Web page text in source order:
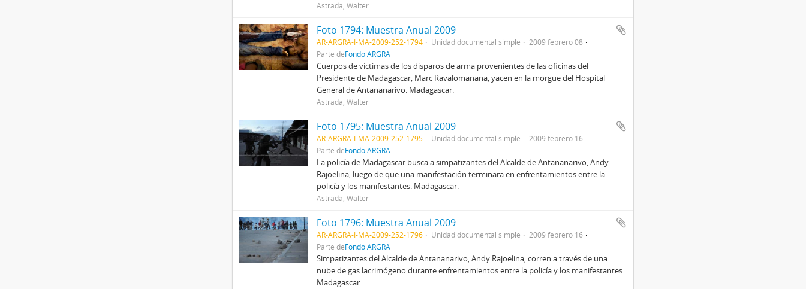
Astrada, Walter
Foto 1794: Muestra Anual 2009
AR-ARGRA-I-MA-2009-252-1794 Unidad documental simple
2009 febrero 08
Parte deFondo ARGRA
Cuerpos de víctimas de los disparos de arma provenientes de las oficinas del
Presidente de Madagascar, Marc Ravalomanana, yacen en la morgue del Hospital
General de Antananarivo. Madagascar.
Astrada, Walter
Foto 1795: Muestra Anual 2009
AR-ARGRA-I-MA-2009-252-1795 Unidad documental simple
2009 febrero 16
Parte deFondo ARGRA
La policía de Madagascar busca a simpatizantes del Alcalde de Antananarivo, Andy
Rajoelina, luego de que una manifestación terminara en enfrentamientos entre la
policía y los manifestantes. Madagascar.
Astrada, Walter
Foto 1796: Muestra Anual 2009
AR-ARGRA-I-MA-2009-252-1796 Unidad documental simple
2009 febrero 16
Parte deFondo ARGRA
Simpatizantes del Alcalde de Antananarivo, Andy Rajoelina, corren a través de una
nube de gas lacrimógeno durante enfrentamientos entre la policía y los manifestantes.
Madagascar.